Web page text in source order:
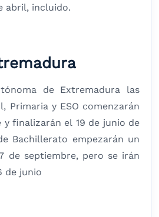
abril, incluido.
de Extremadura las
Primaria y ESO comenzarán
y finalizarán el 19 de junio de
Bachillerato empezarán un
de septiembre, pero se irán
de junio